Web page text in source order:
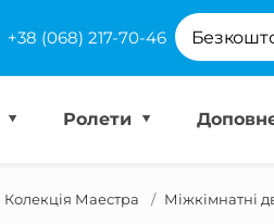
+38 (068) 217-70-46
Ролети
Колекція Маестра Міжкімнатні